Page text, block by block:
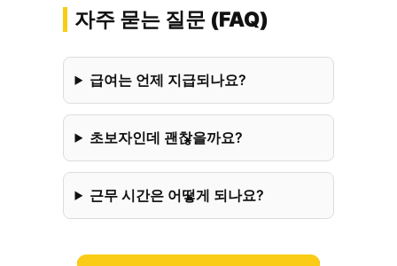
자주 묻는 질문 (FAQ)
급여는 언제 지급되나요?
초보자인데 괜찮을까요?
근무 시간은 어떻게 되나요?